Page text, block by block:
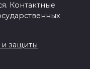
Контактные
защиты